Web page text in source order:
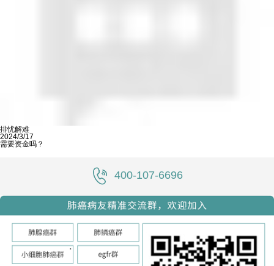
排忧解难
2024/3/17
需要资金吗？
400-107-6696